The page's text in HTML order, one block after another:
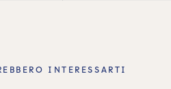
INTERESSARTI